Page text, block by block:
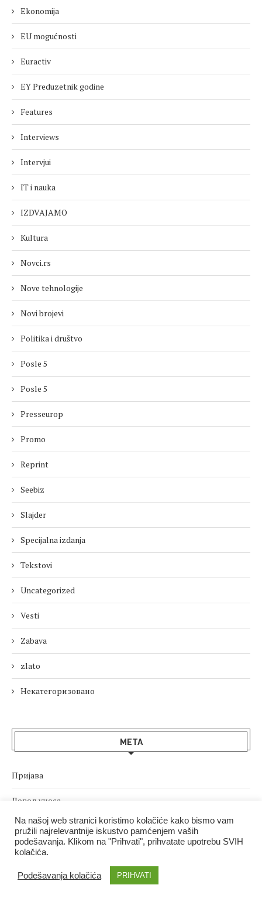
Ekonomija
EU mogućnosti
Euractiv
EY Preduzetnik godine
Features
Interviews
Intervjui
IT i nauka
IZDVAJAMO
Kultura
Novci.rs
Nove tehnologije
Novi brojevi
Politika i društvo
Posle 5
Posle 5
Presseurop
Promo
Reprint
Seebiz
Slajder
Specijalna izdanja
Tekstovi
Uncategorized
Vesti
Zabava
zlato
Некатегоризовано
МЕТА
Пријава
Довод уноса
Довод коментара
sr.WordPress.org
Na našoj web stranici koristimo kolačiće kako bismo vam
pružili najrelevantnije iskustvo pamćenjem vaših
podešavanja. Klikom na "Prihvati", prihvatate upotrebu SVIH
kolačića.
Podešavanja kolačića PRIHVATI